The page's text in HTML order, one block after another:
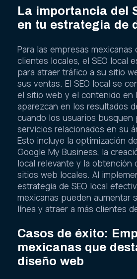
La importancia del
en tu estrategia de
Para las empresas mexicanas
clientes locales, el SEO local
para atraer tráfico a su sitio
sus ventas. El SEO local se
el sitio web y el contenido en
aparezcan en los resultados
cuando los usuarios busquen
servicios relacionados en su
Esto incluye la optimización
Google My Business, la
local relevante y la obtención
sitios web locales. Al
estrategia de SEO local
mexicanas pueden aumentar
línea y atraer a más clientes
Casos de éxito:
mexicanas que
diseño web